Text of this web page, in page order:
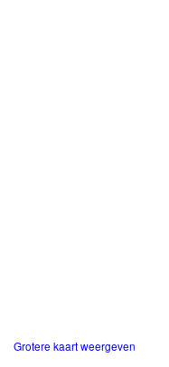
Grotere kaart weergeven